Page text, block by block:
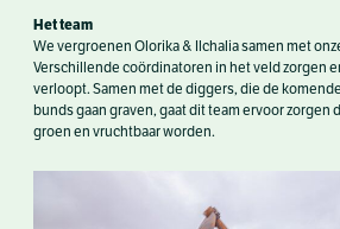
Het team
We vergroenen Olorika & Ilchalia samen met
Verschillende coördinatoren in het veld zorgen
verloopt. Samen met de diggers, die de
bunds gaan graven, gaat dit team ervoor zorgen
groen en vruchtbaar worden.